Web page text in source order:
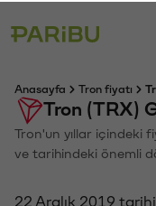
Anasayfa Tron fiyatı
Tron (TRX)
Tron'un yıllar içindeki
ve tarihindeki önemli
22 Aralık 2019